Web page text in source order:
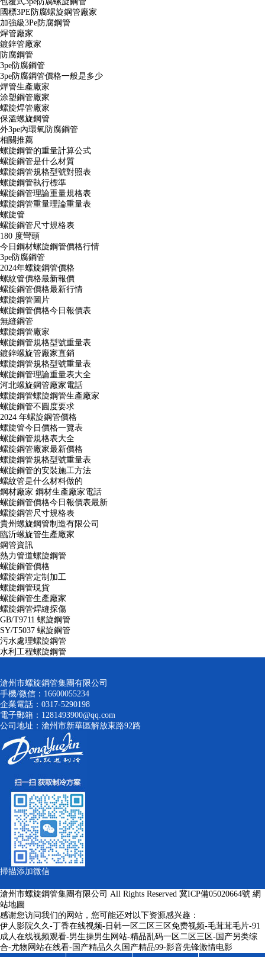
國標3PE防腐螺旋鋼管廠家
加強級3Pe防腐鋼管
焊管廠家
鍍鋅管廠家
防腐鋼管
3pe防腐鋼管
3pe防腐鋼管價格一般是多少
焊管生產廠家
涂塑鋼管廠家
螺旋焊管廠家
保溫螺旋鋼管
外3pe內環氧防腐鋼管
相關推薦
螺旋鋼管的重量計算公式
螺旋鋼管是什么材質
螺旋鋼管規格型號對照表
螺旋鋼管執行標準
螺旋鋼管理論重量規格表
螺旋鋼管重量理論重量表
螺旋管
螺旋鋼管尺寸規格表
180 度彎頭
今日鋼材螺旋鋼管價格行情
3pe防腐鋼管
2024年螺旋鋼管價格
螺紋管價格最新報價
螺旋鋼管價格最新行情
螺旋鋼管圖片
螺旋鋼管價格今日報價表
無縫鋼管
螺旋鋼管廠家
螺旋鋼管規格型號重量表
鍍鋅螺旋管廠家直銷
螺旋鋼管規格型號重量表
螺旋鋼管理論重量表大全
河北螺旋鋼管廠家電話
螺旋鋼管螺旋鋼管生產廠家
螺旋鋼管不圓度要求
2024 年螺旋鋼管價格
螺旋管今日價格一覽表
螺旋鋼管規格表大全
螺旋鋼管廠家最新價格
螺旋鋼管規格型號重量表
螺旋鋼管的安裝施工方法
螺紋管是什么材料做的
鋼材廠家 鋼材生產廠家電話
螺旋鋼管價格今日報價表最新
螺旋鋼管尺寸規格表
貴州螺旋鋼管制造有限公司
臨沂螺旋管生產廠家
鋼管資訊
熱力管道螺旋鋼管
螺旋鋼管價格
螺旋鋼管定制加工
螺旋鋼管現貨
螺旋鋼管生產廠家
螺旋鋼管焊縫探傷
GB/T9711 螺旋鋼管
SY/T5037 螺旋鋼管
污水處理螺旋鋼管
水利工程螺旋鋼管
滄州市螺旋鋼管集團有限公司
手機/微信：16600055234
企業電話：0317-5290198
電子郵箱：1281493900@qq.com
公司地址：滄州市新華區解放東路92路
掃描添加微信
滄州市螺旋鋼管集團有限公司 All Rights Reserved 冀ICP備05020664號 網
站地圖
感谢您访问我们的网站，您可能还对以下资源感兴趣：
伊人影院久久-丁香在线视频-日韩一区二区三区免费视频-毛茸茸毛片-91
成人在线视频观看-男生操男生网站-精品乱码一区二区三区-国产另类综
合-尤物网站在线看-国产精品久久国产精品99-影音先锋激情电影